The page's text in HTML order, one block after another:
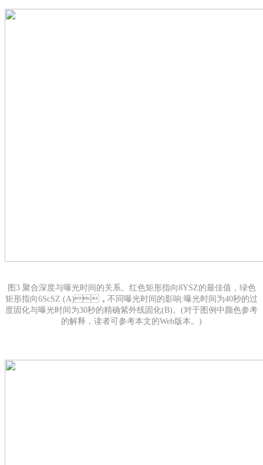
图3 聚合深度与曝光时间的关系。红色矩形指向8YSZ的最佳值，绿色
矩形指向6ScSZ (A)，不同曝光时间的影响:曝光时间为40秒的过
度固化与曝光时间为30秒的精确紫外线固化(B)。(对于图例中颜色参考
的解释，读者可参考本文的Web版本。)